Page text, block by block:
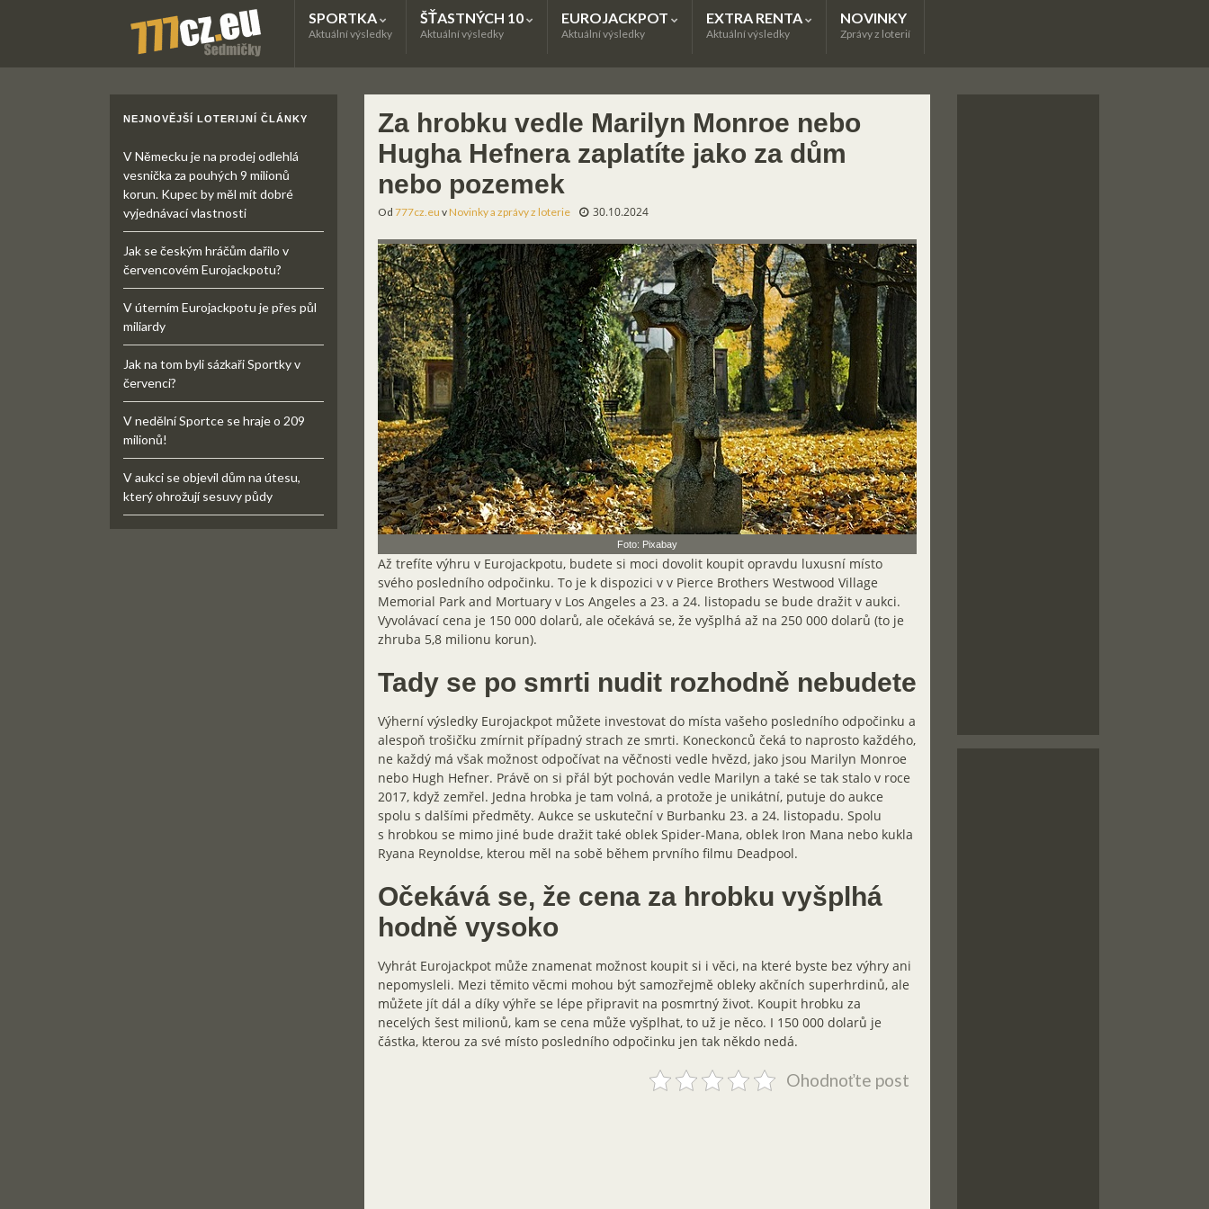
SPORTKA
Aktuální výsledky
ŠŤASTNÝCH 10
Aktuální výsledky
EUROJACKPOT
Aktuální výsledky
EXTRA RENTA
Aktuální výsledky
NOVINKY
Zprávy z loterií
Za hrobku vedle Marilyn Monroe nebo
Hugha Hefnera zaplatíte jako za dům
nebo pozemek
Od 777cz.eu vNovinky a zprávy z loterie 30.10.2024
Foto: Pixabay
Až trefíte výhru v Eurojackpotu, budete si moci dovolit koupit opravdu luxusní místo
svého posledního odpočinku. To je k dispozici v v Pierce Brothers Westwood Village
Memorial Park and Mortuary v Los Angeles a 23. a 24. listopadu se bude dražit v aukci.
Vyvolávací cena je 150 000 dolarů, ale očekává se, že vyšplhá až na 250 000 dolarů (to je
zhruba 5,8 milionu korun).
Tady se po smrti nudit rozhodně nebudete
Výherní výsledky Eurojackpot můžete investovat do místa vašeho posledního odpočinku a
alespoň trošičku zmírnit případný strach ze smrti. Koneckonců čeká to naprosto každého,
ne každý má však možnost odpočívat na věčnosti vedle hvězd, jako jsou Marilyn Monroe
nebo Hugh Hefner. Právě on si přál být pochován vedle Marilyn a také se tak stalo v roce
2017, když zemřel. Jedna hrobka je tam volná, a protože je unikátní, putuje do aukce
spolu s dalšími předměty. Aukce se uskuteční v Burbanku 23. a 24. listopadu. Spolu
s hrobkou se mimo jiné bude dražit také oblek Spider-Mana, oblek Iron Mana nebo kukla
Ryana Reynoldse, kterou měl na sobě během prvního filmu Deadpool.
Očekává se, že cena za hrobku vyšplhá
hodně vysoko
Vyhrát Eurojackpot může znamenat možnost koupit si i věci, na které byste bez výhry ani
nepomysleli. Mezi těmito věcmi mohou být samozřejmě obleky akčních superhrdinů, ale
můžete jít dál a díky výhře se lépe připravit na posmrtný život. Koupit hrobku za
necelých šest milionů, kam se cena může vyšplhat, to už je něco. I 150 000 dolarů je
částka, kterou za své místo posledního odpočinku jen tak někdo nedá.
Ohodnoťte post
NEJNOVĚJŠÍ LOTERIJNÍ ČLÁNKY
V Německu je na prodej odlehlá
vesnička za pouhých 9 milionů
korun. Kupec by měl mít dobré
vyjednávací vlastnosti
Jak se českým hráčům dařilo v
červencovém Eurojackpotu?
V úterním Eurojackpotu je přes půl
miliardy
Jak na tom byli sázkaři Sportky v
červenci?
V nedělní Sportce se hraje o 209
milionů!
V aukci se objevil dům na útesu,
který ohrožují sesuvy půdy